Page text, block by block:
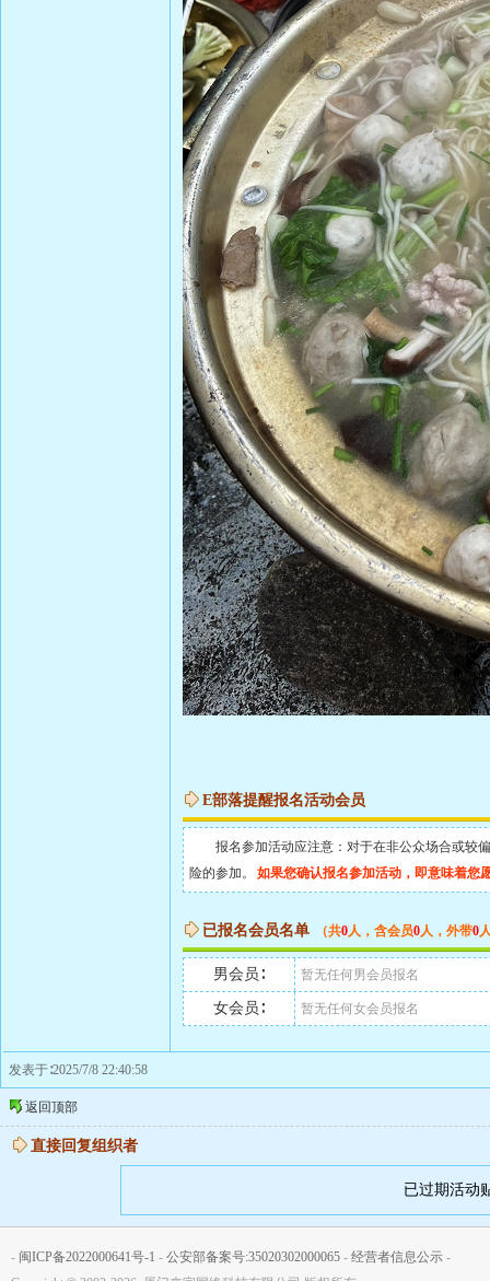
E部落提醒报名活动会员
报名参加活动应注意：对于在非公众场合或较偏
险的参加。
如果您确认报名参加活动，即意味着您
已报名会员名单 （共0人，含会员0人，外带0
男会员∶ 暂无任何男会员报名
女会员∶ 暂无任何女会员报名
发表于∶2025/7/8 22:40:58
返回顶部
直接回复组织者
已过期活动
- 闽ICP备2022000641号-1 - 公安部备案号:35020302000065 - 经营者信息公示 -